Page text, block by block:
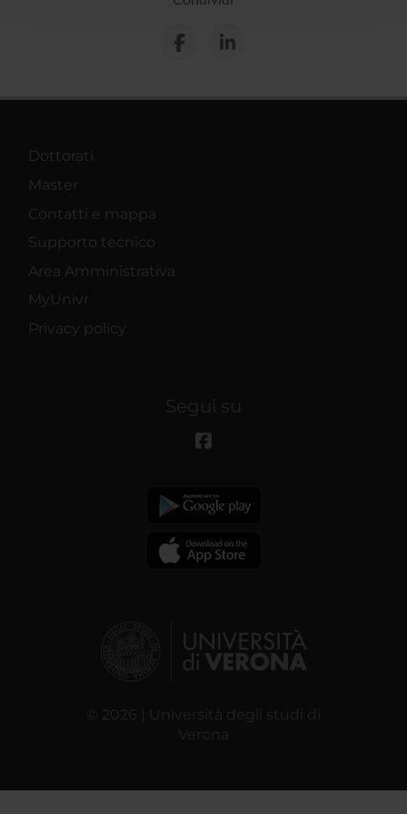
con altre informazioni che hai fornito loro o che hanno
Dottorati
Master
Contatti e mappa
Supporto tecnico
Area Amministrativa
MyUnivr
Privacy policy
Segui su
© 2026 | Università degli studi di
Verona